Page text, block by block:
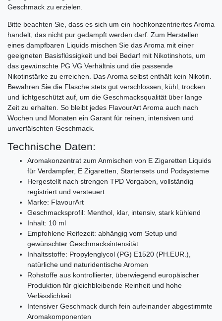
Geschmack zu erzielen.
Bitte beachten Sie, dass es sich um ein hochkonzentriertes Aroma
handelt, das nicht pur gedampft werden darf. Zum Herstellen
eines dampfbaren Liquids mischen Sie das Aroma mit einer
geeigneten Basisflüssigkeit und bei Bedarf mit Nikotinshots, um
das gewünschte PG VG Verhältnis und die passende
Nikotinstärke zu erreichen. Das Aroma selbst enthält kein Nikotin.
Bewahren Sie die Flasche stets gut verschlossen, kühl, trocken
und lichtgeschützt auf, um die Geschmacksqualität über lange
Zeit zu erhalten. So bleibt jedes FlavourArt Aroma auch nach
Wochen und Monaten ein Garant für reinen, intensiven und
unverfälschten Geschmack.
Technische Daten:
Aromakonzentrat zum Anmischen von E Zigaretten Liquids
für Verdampfer, E Zigaretten, Startersets und Podsysteme
Hergestellt nach strengen TPD Vorgaben, vollständig
registriert und versteuert
Marke: FlavourArt
Geschmacksprofil: Menthol, klar, intensiv, stark kühlend
Inhalt: 10 ml
Empfohlene Reifezeit: abhängig vom Setup und
gewünschter Geschmacksintensität
Inhaltsstoffe: Propylenglycol (PG) E1520 (PH.EUR.),
natürliche und naturidentische Aromen
Rohstoffe aus kontrollierter, überwiegend europäischer
Produktion für gleichbleibende Reinheit und hohe
Verlässlichkeit
Intensiver Geschmack durch fein aufeinander abgestimmte
Aromakomponenten